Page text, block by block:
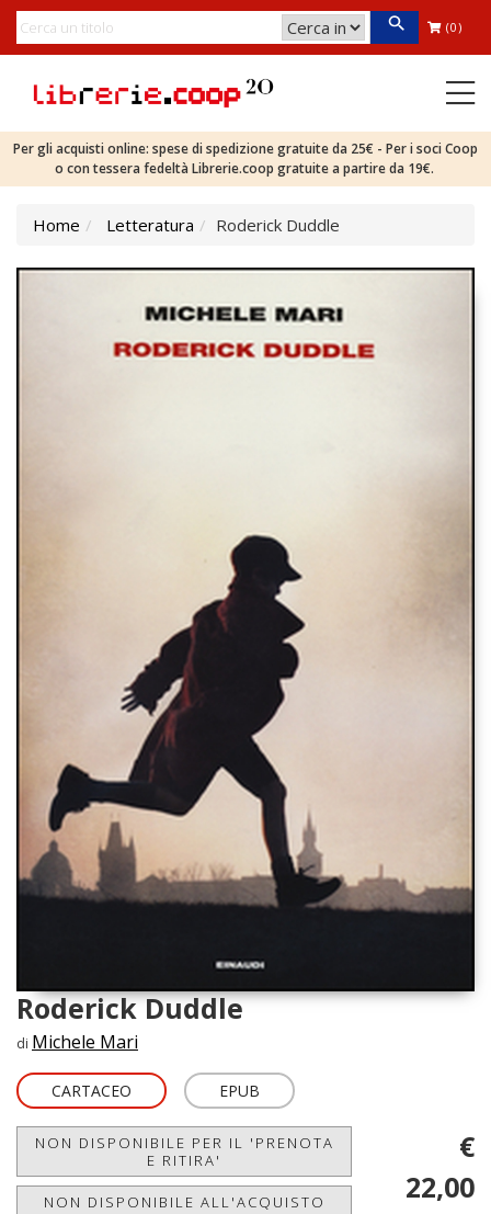
(0)
Per gli acquisti online: spese di spedizione gratuite da 25€ - Per i soci Coop
o con tessera fedeltà Librerie.coop gratuite a partire da 19€.
Home Letteratura Roderick Duddle
Roderick Duddle
di Michele Mari
CARTACEO EPUB
NON DISPONIBILE PER IL 'PRENOTA
E RITIRA'
NON DISPONIBILE ALL'ACQUISTO
€
22,00